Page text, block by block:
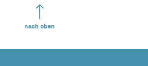
nach oben